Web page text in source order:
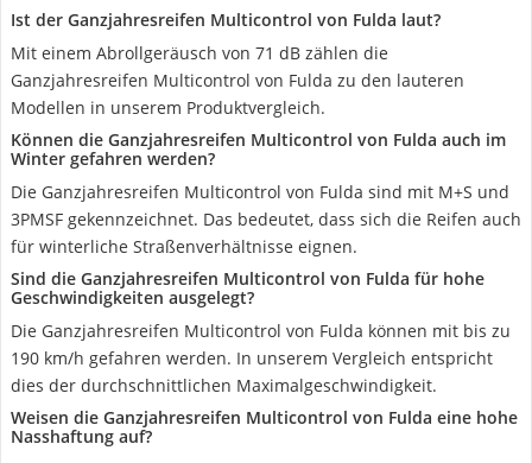
Ist der Ganzjahresreifen Multicontrol von Fulda laut?
Mit einem Abrollgeräusch von 71 dB zählen die
Ganzjahresreifen Multicontrol von Fulda zu den lauteren
Modellen in unserem Produktvergleich.
Können die Ganzjahresreifen Multicontrol von Fulda auch im
Winter gefahren werden?
Die Ganzjahresreifen Multicontrol von Fulda sind mit M+S und
3PMSF gekennzeichnet. Das bedeutet, dass sich die Reifen auch
für winterliche Straßenverhältnisse eignen.
Sind die Ganzjahresreifen Multicontrol von Fulda für hohe
Geschwindigkeiten ausgelegt?
Die Ganzjahresreifen Multicontrol von Fulda können mit bis zu
190 km/h gefahren werden. In unserem Vergleich entspricht
dies der durchschnittlichen Maximalgeschwindigkeit.
Weisen die Ganzjahresreifen Multicontrol von Fulda eine hohe
Nasshaftung auf?